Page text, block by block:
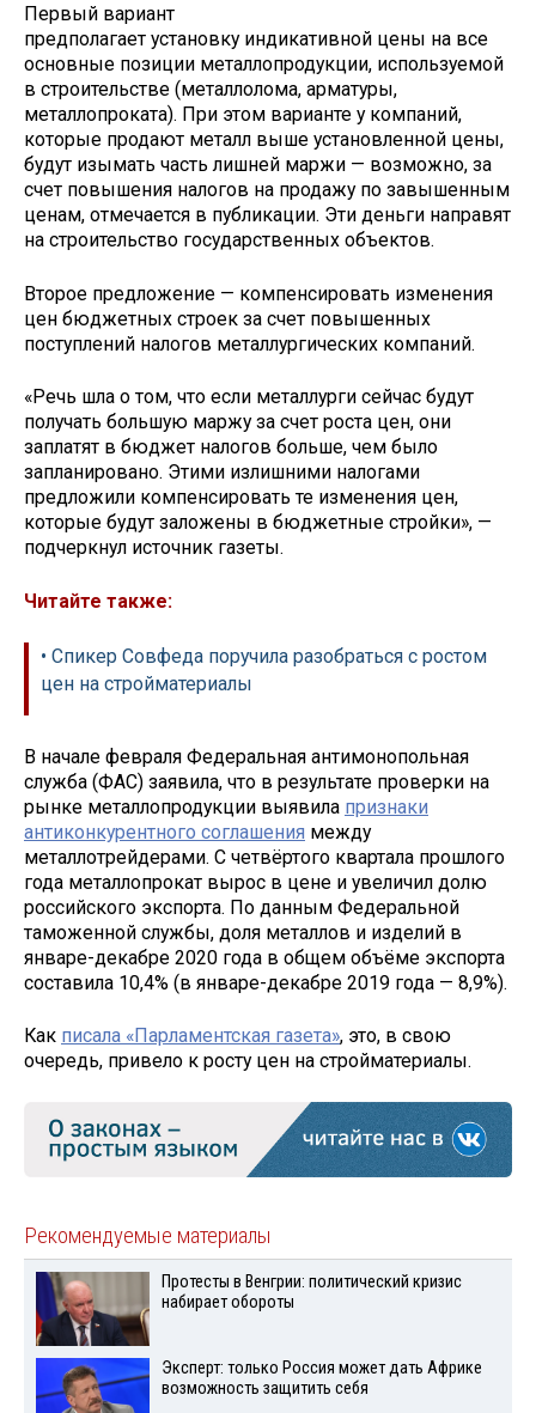
Первый вариант
предполагает установку индикативной цены на все
основные позиции металлопродукции, используемой
в строительстве (металлолома, арматуры,
металлопроката). При этом варианте у компаний,
которые продают металл выше установленной цены,
будут изымать часть лишней маржи — возможно, за
счет повышения налогов на продажу по завышенным
ценам, отмечается в публикации. Эти деньги направят
на строительство государственных объектов.
Второе предложение — компенсировать изменения
цен бюджетных строек за счет повышенных
поступлений налогов металлургических компаний.
«Речь шла о том, что если металлурги сейчас будут
получать большую маржу за счет роста цен, они
заплатят в бюджет налогов больше, чем было
запланировано. Этими излишними налогами
предложили компенсировать те изменения цен,
которые будут заложены в бюджетные стройки», —
подчеркнул источник газеты.
Читайте также:
• Спикер Совфеда поручила разобраться с ростом
цен на стройматериалы
В начале февраля Федеральная антимонопольная
служба (ФАС) заявила, что в результате проверки на
рынке металлопродукции выявила признаки
антиконкурентного соглашения между
металлотрейдерами. С четвёртого квартала прошлого
года металлопрокат вырос в цене и увеличил долю
российского экспорта. По данным Федеральной
таможенной службы, доля металлов и изделий в
январе-декабре 2020 года в общем объёме экспорта
составила 10,4% (в январе-декабре 2019 года — 8,9%).
Как писала «Парламентская газета», это, в свою
очередь, привело к росту цен на стройматериалы.
Рекомендуемые материалы
Протесты в Венгрии: политический кризис
набирает обороты
Эксперт: только Россия может дать Африке
возможность защитить себя